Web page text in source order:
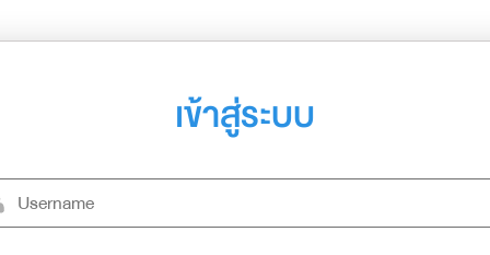
เข้าสู่ระบบ